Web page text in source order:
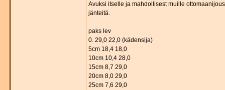
Avuksi itselle ja mahdollisest muille
jänteitä.
paks lev
0. 29,0 22,0 (kädensija)
5cm 18,4 18,0
10cm 10,4 28,0
15cm 8,7 29,0
20cm 8,0 29,0
25cm 7,6 29,0